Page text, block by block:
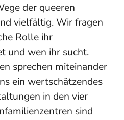
der queeren
vielfältig. Wir fragen
Rolle ihr
und wen ihr sucht.
sprechen miteinander
ein wertschätzendes
in den vier
sind